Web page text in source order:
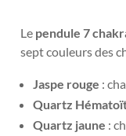
Le pendule 7
sept couleurs des
Jaspe rouge :
Quartz
Quartz jaune :